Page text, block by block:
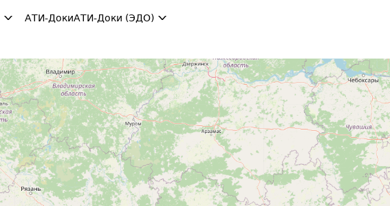
АТИ-ДокиАТИ-Доки (ЭДО)